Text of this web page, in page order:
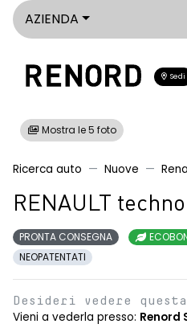
AZIENDA
Sedi
Mostra le 5 foto
Ricerca auto Nuove
RENAULT
PRONTA CONSEGNA
NEOPATENTATI
Desideri vedere
Vieni a vederla presso: Renord